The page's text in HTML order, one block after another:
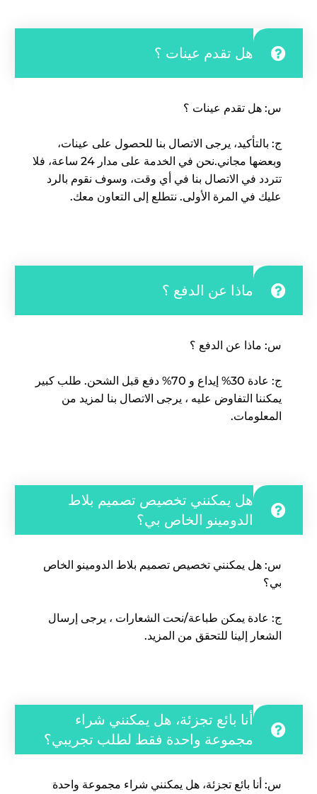
هل تقدم عينات ؟
س: هل تقدم عينات ؟
ج: بالتأكيد، يرجى الاتصال بنا للحصول على عينات،
وبعضها مجاني.
نحن في الخدمة على مدار 24 ساعة، فلا
تتردد في الاتصال بنا في أي وقت، وسوف نقوم بالرد
عليك في المرة الأولى. نتطلع إلى التعاون معك.
ماذا عن الدفع ؟
س: ماذا عن الدفع ؟
ج: عادة 30% إيداع و 70% دفع قبل الشحن. طلب ​​كبير
يمكننا التفاوض عليه ، يرجى الاتصال بنا لمزيد من
المعلومات.
هل يمكنني تخصيص تصميم بلاط
الدومينو الخاص بي؟
س: هل يمكنني تخصيص تصميم بلاط الدومينو الخاص
بي؟
ج: عادة يمكن طباعة/نحت الشعارات ، يرجى إرسال
الشعار إلينا للتحقق من المزيد.
أنا بائع تجزئة، هل يمكنني شراء
مجموعة واحدة فقط لطلب تجريبي؟
س: أنا بائع تجزئة، هل يمكنني شراء مجموعة واحدة